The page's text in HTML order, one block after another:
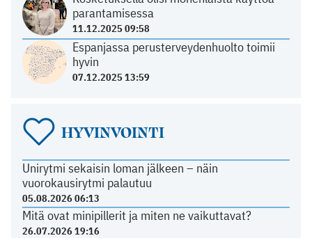
parantamisessa
11.12.2025 09:58
Espanjassa perusterveydenhuolto toimii
hyvin
07.12.2025 13:59
HYVINVOINTI
Unirytmi sekaisin loman jälkeen – näin
vuorokausirytmi palautuu
05.08.2026 06:13
Mitä ovat minipillerit ja miten ne vaikuttavat?
26.07.2026 19:16